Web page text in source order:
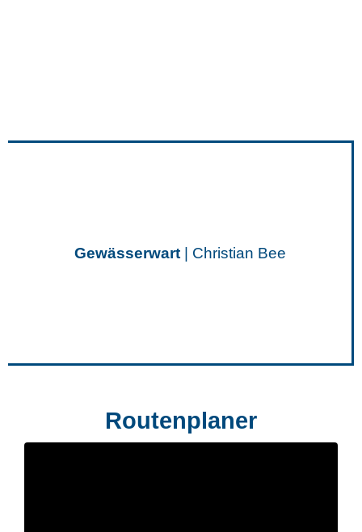
Gewässerwart| Christian Bee
Routenplaner